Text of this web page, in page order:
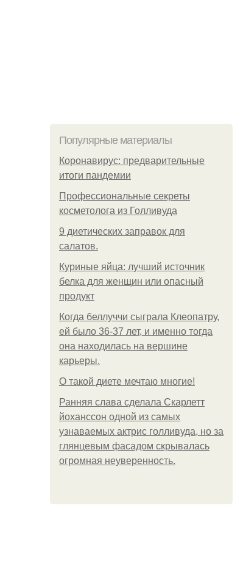
Популярные материалы
Коронавирус: предварительные
итоги пандемии
Профессиональные секреты
косметолога из Голливуда
9 диетических заправок для
салатов.
Куриные яйца: лучший источник
белка для женщин или опасный
продукт
Когда беллуччи сыграла Клеопатру,
ей было 36-37 лет, и именно тогда
она находилась на вершине
карьеры.
О такой диете мечтаю многие!
Ранняя слава сделала Скарлетт
йоханссон одной из самых
узнаваемых актрис голливуда, но за
глянцевым фасадом скрывалась
огромная неуверенность.